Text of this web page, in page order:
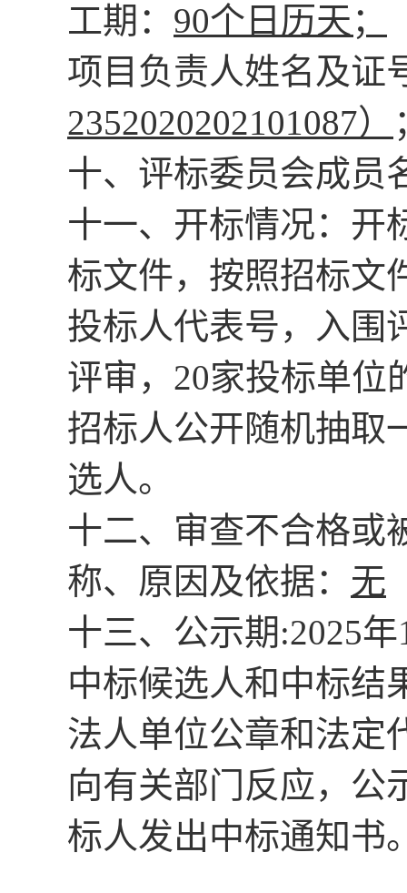
工期： 90个日历天；
项目负责人姓名及证
2352020202101087）
十、 评标委员会成员
十一、 开标情况： 开
标文件，按照招标文
投标人代表号， 入围
评审， 20家投标单位
招标人公开随机抽取
选人。
十二、审查不合格或
称、原因及依据： 无
十三、 公示期:2025年
中标候选人和中标结
法人单位公章和法定
向有关部门反应，公
标人发出中标通知书